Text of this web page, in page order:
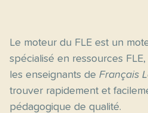
Le moteur du FLE est un
spécialisé en ressources FLE,
les enseignants de Français
trouver rapidement et
pédagogique de qualité.